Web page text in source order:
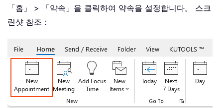
「홈」 > 「약속」을 클릭하여 약속을 설정합니다。 스크
린샷 참조：